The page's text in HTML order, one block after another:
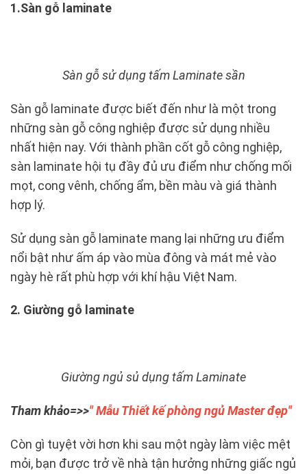
1.Sàn gỗ laminate
Sàn gỗ sử dụng tấm Laminate sần
Sàn gỗ laminate được biết đến như là một trong
những sàn gỗ công nghiệp được sử dụng nhiều
nhất hiện nay. Với thành phần cốt gỗ công nghiệp,
sàn laminate hội tụ đầy đủ ưu điểm như chống mối
mọt, cong vênh, chống ẩm, bền màu và giá thành
hợp lý.
Sử dụng sàn gỗ laminate mang lại những ưu điểm
nổi bật như ấm áp vào mùa đông và mát mẻ vào
ngày hè rất phù hợp với khí hậu Việt Nam.
2. Giường gỗ laminate
Giường ngủ sủ dụng tấm Laminate
Tham khảo=>>" Mẫu Thiết kế phòng ngủ Master đẹp"
Còn gì tuyệt vời hơn khi sau một ngày làm việc mệt
mỏi, bạn được trở về nhà tận hưởng những giấc ngủ